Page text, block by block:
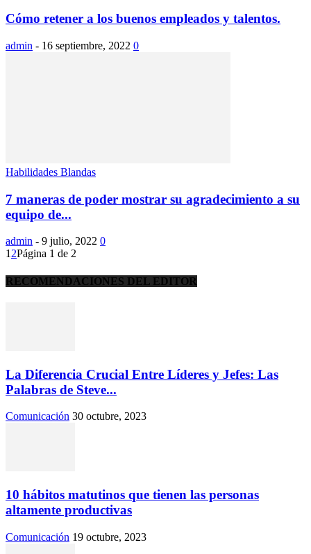
Cómo retener a los buenos empleados y talentos.
admin - 16 septiembre, 2022 0
Habilidades Blandas
7 maneras de poder mostrar su agradecimiento a su
equipo de...
admin - 9 julio, 2022 0
1 2Página 1 de 2
RECOMENDACIONES DEL EDITOR
La Diferencia Crucial Entre Líderes y Jefes: Las
Palabras de Steve...
Comunicación 30 octubre, 2023
10 hábitos matutinos que tienen las personas
altamente productivas
Comunicación 19 octubre, 2023